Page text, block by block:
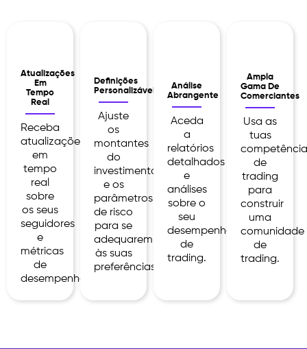
Atualizações
Em
Tempo
Real
Receba
atualizações
em
tempo
real
sobre
os seus
seguidores
e
métricas
de
desempenho.
Definições
Personalizáveis
Ajuste
os
montantes
do
investimento
e os
parâmetros
de risco
para se
adequarem
às suas
preferências.
Análise
Abrangente
Aceda
a
relatórios
detalhados
e
análises
sobre o
seu
desempenho
de
trading.
Ampla
Gama De
Comerciantes
Usa as
tuas
de
trading
para
construir
uma
comunidade
de
trading.